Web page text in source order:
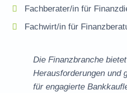
Fachberater/in für
Fachwirt/in für
Die Finanzbranche
Herausforderungen und
für engagierte